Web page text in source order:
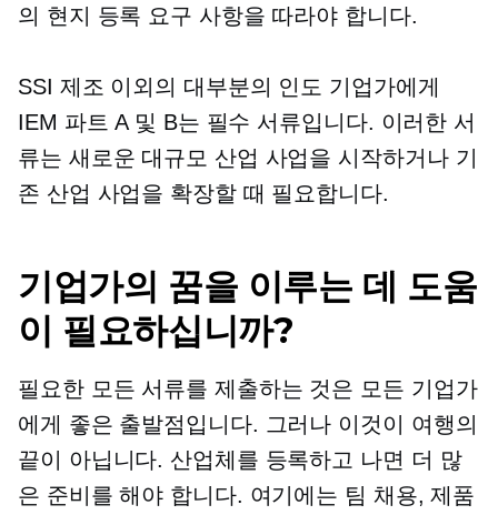
의 현지 등록 요구 사항을 따라야 합니다.
SSI 제조 이외의 대부분의 인도 기업가에게
IEM 파트 A 및 B는 필수 서류입니다. 이러한 서
류는 새로운 대규모 산업 사업을 시작하거나 기
존 산업 사업을 확장할 때 필요합니다.
기업가의 꿈을 이루는 데 도움
이 필요하십니까?
필요한 모든 서류를 제출하는 것은 모든 기업가
에게 좋은 출발점입니다. 그러나 이것이 여행의
끝이 아닙니다. 산업체를 등록하고 나면 더 많
은 준비를 해야 합니다. 여기에는 팀 채용, 제품